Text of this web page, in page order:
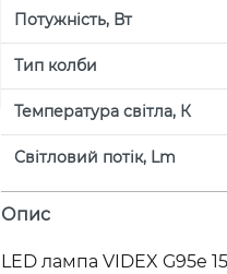
Потужність, Вт
Тип колби
Температура світла, К
Світловий потік, Lm
Опис
LED лампа VIDEX G95e